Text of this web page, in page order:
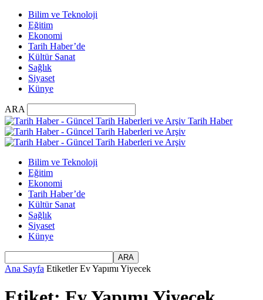
Bilim ve Teknoloji
Eğitim
Ekonomi
Tarih Haber’de
Kültür Sanat
Sağlık
Siyaset
Künye
ARA
Tarih Haber
Bilim ve Teknoloji
Eğitim
Ekonomi
Tarih Haber’de
Kültür Sanat
Sağlık
Siyaset
Künye
Ana Sayfa Etiketler Ev Yapımı Yiyecek